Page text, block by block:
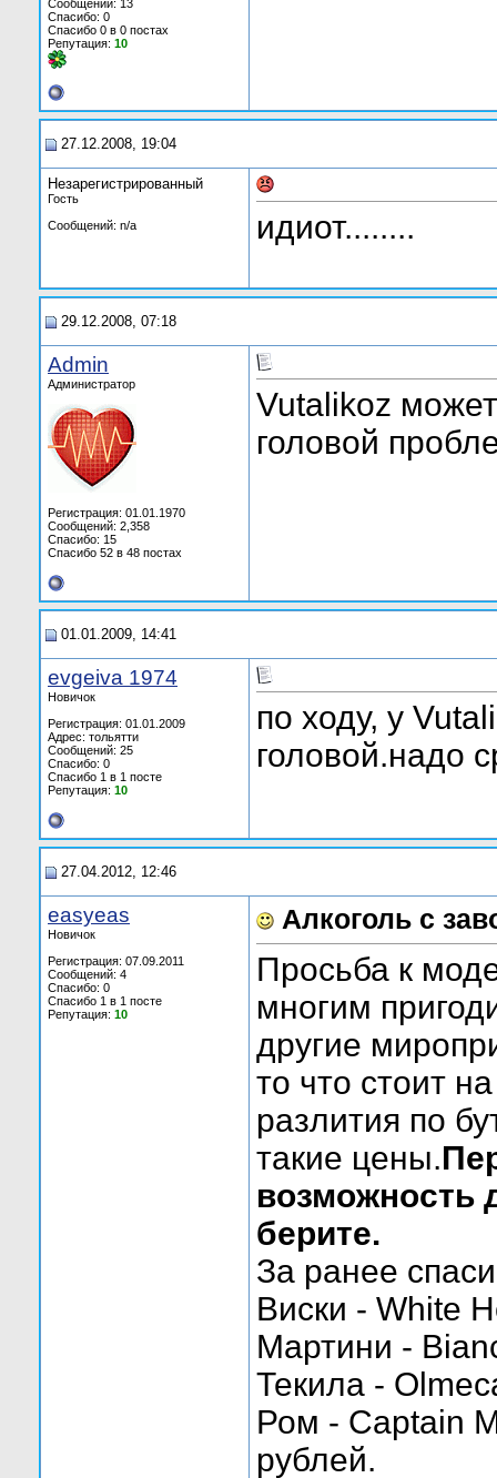
Сообщений: 13
Спасибо: 0
Спасибо 0 в 0 постах
Репутация: 10
27.12.2008, 19:04
Незарегистрированный
Гость
Сообщений: n/a
идиот........
29.12.2008, 07:18
Admin
Администратор
Регистрация: 01.01.1970
Сообщений: 2,358
Спасибо: 15
Спасибо 52 в 48 постах
Vutalikoz
головой
01.01.2009, 14:41
evgeiva 1974
Новичок
Регистрация: 01.01.2009
Адрес: тольятти
Сообщений: 25
Спасибо: 0
Спасибо 1 в 1 посте
Репутация: 10
по ходу, у
головой.надо
27.04.2012, 12:46
easyeas
Новичок
Регистрация: 07.09.2011
Сообщений: 4
Спасибо: 0
Спасибо 1 в 1 посте
Репутация: 10
Алкоголь с
Просьба к
многим
другие
то что стоит
разлития по
такие цены.
возможность
берите.
За ранее
Виски - White
Мартини -
Текила -
Ром - Captain
рублей.